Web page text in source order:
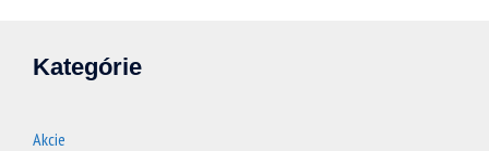
Kategórie
Akcie